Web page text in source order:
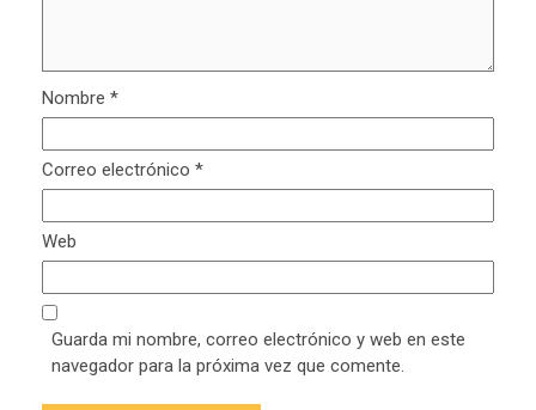
Nombre *
Correo electrónico *
Web
Guarda mi nombre, correo electrónico y web en este
navegador para la próxima vez que comente.